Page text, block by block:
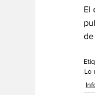
El
de
Lo